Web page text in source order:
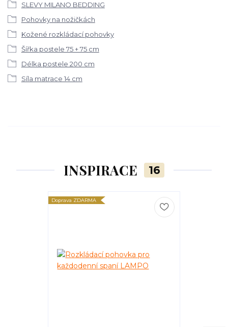
SLEVY MILANO BEDDING
Pohovky na nožičkách
Kožené rozkládací pohovky
Šířka postele 75 + 75 cm
Délka postele 200 cm
Síla matrace 14 cm
INSPIRACE 16
Doprava ZDARMA